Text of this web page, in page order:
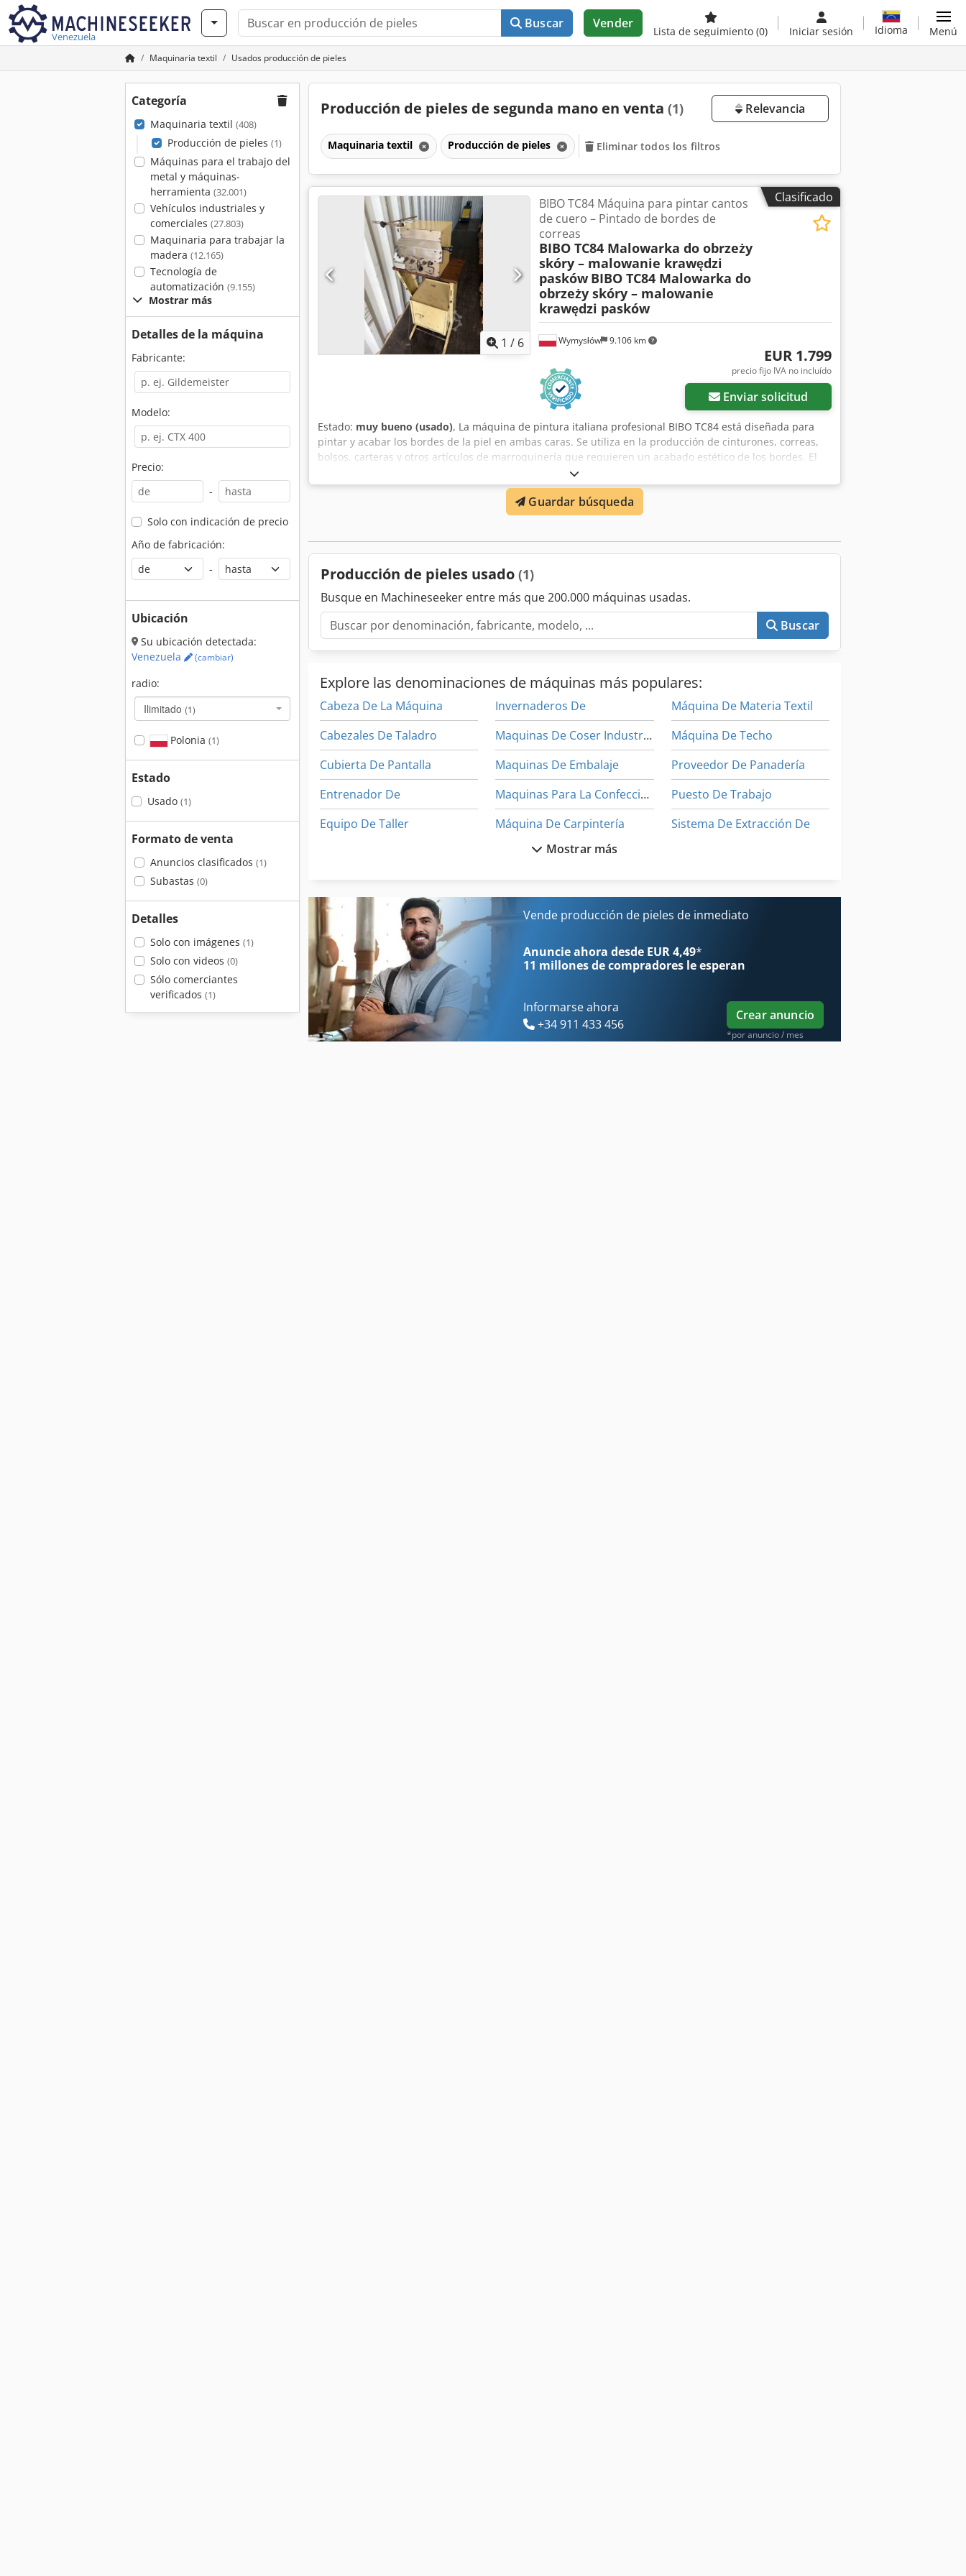
Venezuela
Buscar Vender
Lista de seguimiento (0) Iniciar sesión Idioma Menú
Maquinaria textil Usados producción de pieles
Categoría
Maquinaria textil (408)
Producción de pieles (1)
Máquinas para el trabajo del
metal y máquinas-
herramienta (32.001)
Vehículos industriales y
comerciales (27.803)
Maquinaria para trabajar la
madera (12.165)
Tecnología de
automatización (9.155)
Mostrar más
Detalles de la máquina
Fabricante:
Modelo:
Precio:
-
Solo con indicación de precio
Año de fabricación:
-
Ubicación
Su ubicación detectada:
Venezuela
(cambiar)
radio:
Ilimitado (1)
Polonia (1)
Estado
Usado (1)
Formato de venta
Anuncios clasificados (1)
Subastas (0)
Detalles
Solo con imágenes (1)
Solo con videos (0)
Sólo comerciantes
verificados (1)
Producción de pieles de segunda mano en venta (1) Relevancia
Maquinaria textil Producción de pieles Eliminar todos los filtros
Clasificado
1 / 6 Wymysłów 9.106 km
BIBO TC84 Máquina para pintar cantos
de cuero – Pintado de bordes de
correas
BIBO TC84 Malowarka do obrzeży
skóry – malowanie krawędzi
pasków BIBO TC84 Malowarka do
obrzeży skóry – malowanie
krawędzi pasków
EUR 1.799
precio fijo IVA no incluído
Enviar solicitud
Estado: muy bueno (usado), La máquina de pintura italiana profesional BIBO TC84 está diseñada para
pintar y acabar los bordes de la piel en ambas caras. Se utiliza en la producción de cinturones, correas,
bolsos, carteras y otros artículos de marroquinería que requieren un acabado estético de los bordes. El
dispositivo permite aplicar la pintura de manera uniforme en los bordes del material, acelerando
significativamente el proceso de producción y garantizando una alta repetibilidad en el acabado. Datos
técnicos: Fabricante: BIBO Modelo: TC84 País de fabricación: Italia Alimentación: 380 V 50 Hz Pintado de
bordes en ambas caras Ajuste de los parámetros de funcionamiento Guía de material ajustable Codpfx
Guardar búsqueda
Producción de pieles usado (1)
Busque en Machineseeker entre más que 200.000 máquinas usadas.
Buscar
Explore las denominaciones de máquinas más populares:
Cabeza De La Máquina
Cabezales De Taladro
Cubierta De Pantalla
Entrenador De
Equipo De Taller
Herramienta De Máquina
Impresora De Producción
Invernaderos De
Maquinas De Coser Industriales
Maquinas De Embalaje
Maquinas Para La Confeccion De Sobres
Máquina De Carpintería
Máquina De Coser Industrial
Máquina De La Carpintería
Máquina De Materia Textil
Máquina De Techo
Proveedor De Panadería
Puesto De Trabajo
Sistema De Extracción De
Mostrar más
Vende producción de pieles de inmediato
Anuncie ahora desde EUR 4,49*
11 millones de compradores le esperan
Informarse ahora
+34 911 433 456
Crear anuncio
*por anuncio / mes